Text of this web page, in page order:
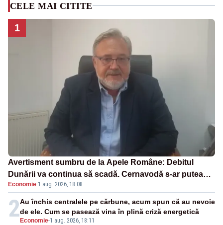
CELE MAI CITITE
1
Avertisment sumbru de la Apele Române: Debitul
Dunării va continua să scadă. Cernavodă s-ar putea
închide în 4 zile
Economie·1 aug. 2026, 18:08
2 Economie-1 aug. 2026, 18:11
Au închis centralele pe cărbune, acum spun că au nevoie
de ele. Cum se pasează vina în plină criză energetică